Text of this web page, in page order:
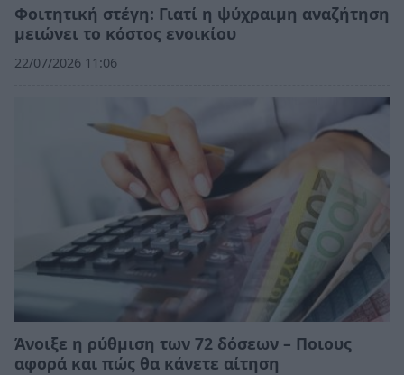
Φοιτητική στέγη: Γιατί η ψύχραιμη αναζήτηση
μειώνει το κόστος ενοικίου
22/07/2026 11:06
Άνοιξε η ρύθμιση των 72 δόσεων – Ποιους
αφορά και πώς θα κάνετε αίτηση